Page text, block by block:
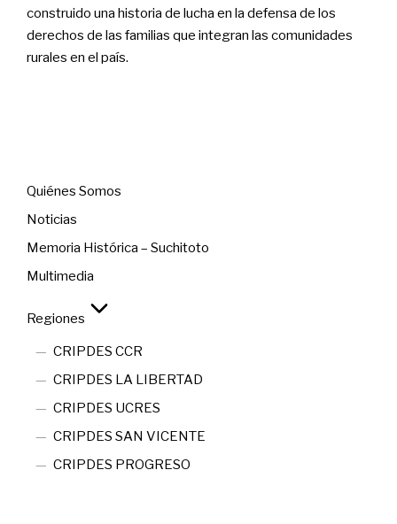
construido una historia de lucha en la defensa de los
derechos de las familias que integran las comunidades
rurales en el país.
Quiénes Somos
Noticias
Memoria Histórica – Suchitoto
Multimedia
Regiones
CRIPDES CCR
CRIPDES LA LIBERTAD
CRIPDES UCRES
CRIPDES SAN VICENTE
CRIPDES PROGRESO